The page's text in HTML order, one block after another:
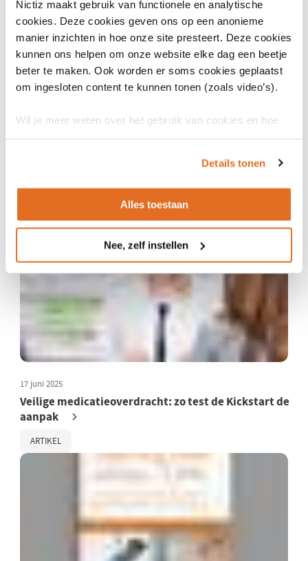
Nictiz maakt gebruik van functionele en analytische
cookies. Deze cookies geven ons op een anonieme
manier inzichten in hoe onze site presteert. Deze cookies
kunnen ons helpen om onze website elke dag een beetje
beter te maken. Ook worden er soms cookies geplaatst
om ingesloten content te kunnen tonen (zoals video’s).
Wil je meer weten over het gebruik van cookies en hoe
Details tonen
Alles toestaan
Nee, zelf instellen
Digitale toegang zorg verbeteren met DigiSleutel
PROGRAMMA DIGITALE TOEGANG ARTIKEL
17 juni 2025
Veilige medicatieoverdracht: zo test de Kickstart de
aanpak
ARTIKEL